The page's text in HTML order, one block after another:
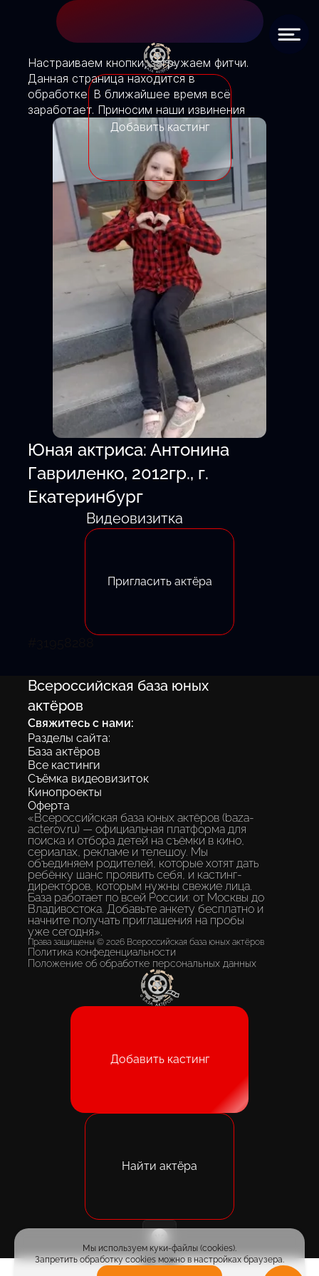
Добавить кастинг
Мы используем куки-файлы (cookies).
Запретить обработку cookies можно в настройках браузера.
Настраиваем кнопки, загружаем фитчи.
Данная страница находится в
обработке. В ближайшее время всё
заработает. Приносим наши извинения
Юная актриса: Антонина
Гавриленко, 2012гр., г.
Екатеринбург
Видеовизитка
Пригласить актёра
Всероссийская база юных
актёров
Свяжитесь с нами:
Разделы сайта:
База актёров
Все кастинги
Съёмка видеовизиток
Кинопроекты
Оферта
«Всероссийская база юных актёров (baza-
acterov.ru) — официальная платформа для
поиска и отбора детей на съёмки в кино,
сериалах, рекламе и телешоу. Мы
объединяем родителей, которые хотят дать
ребёнку шанс проявить себя, и кастинг-
директоров, которым нужны свежие лица.
База работает по всей России: от Москвы до
Владивостока. Добавьте анкету бесплатно и
начните получать приглашения на пробы
уже сегодня».
Права защищены © 2026 Всероссийская база юных актёров
Политика конфеденциальности
Положение об обработке персональных данных
Добавить кастинг
Найти актёра